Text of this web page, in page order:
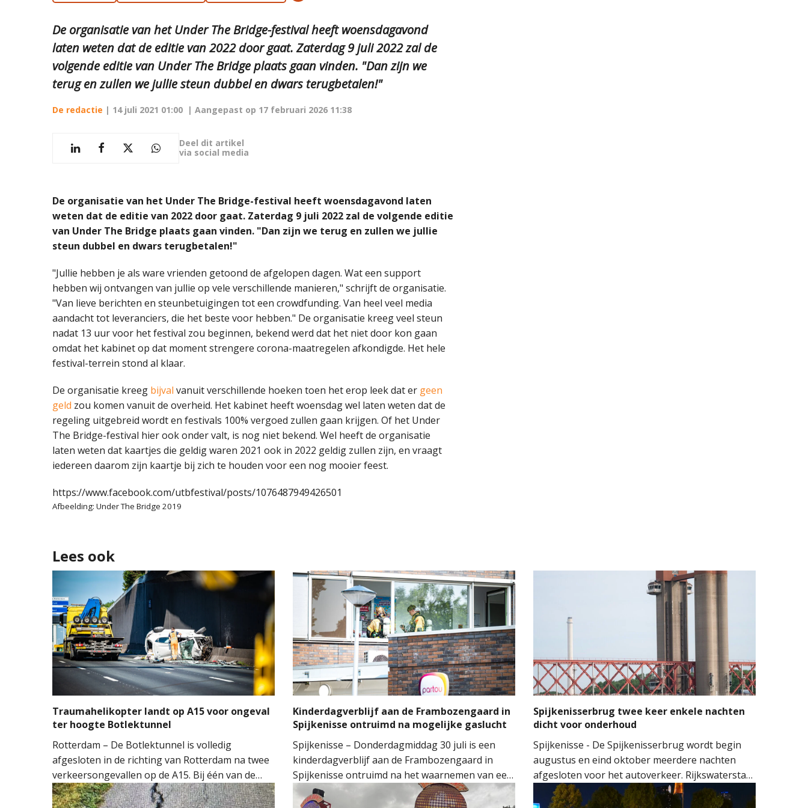
De organisatie van het Under The Bridge-festival heeft woensdagavond
laten weten dat de editie van 2022 door gaat. Zaterdag 9 juli 2022 zal de
volgende editie van Under The Bridge plaats gaan vinden. "Dan zijn we
terug en zullen we jullie steun dubbel en dwars terugbetalen!"
De redactie | 14 juli 2021 01:00 | Aangepast op 17 februari 2026 11:38
Deel dit artikel
via social media
De organisatie van het Under The Bridge-festival heeft woensdagavond laten
weten dat de editie van 2022 door gaat. Zaterdag 9 juli 2022 zal de volgende editie
van Under The Bridge plaats gaan vinden. "Dan zijn we terug en zullen we jullie
steun dubbel en dwars terugbetalen!"
"Jullie hebben je als ware vrienden getoond de afgelopen dagen. Wat een support
hebben wij ontvangen van jullie op vele verschillende manieren," schrijft de organisatie.
"Van lieve berichten en steunbetuigingen tot een crowdfunding. Van heel veel media
aandacht tot leveranciers, die het beste voor hebben." De organisatie kreeg veel steun
nadat 13 uur voor het festival zou beginnen, bekend werd dat het niet door kon gaan
omdat het kabinet op dat moment strengere corona-maatregelen afkondigde. Het hele
festival-terrein stond al klaar.
De organisatie kreeg bijval vanuit verschillende hoeken toen het erop leek dat er geen
geld zou komen vanuit de overheid. Het kabinet heeft woensdag wel laten weten dat de
regeling uitgebreid wordt en festivals 100% vergoed zullen gaan krijgen. Of het Under
The Bridge-festival hier ook onder valt, is nog niet bekend. Wel heeft de organisatie
laten weten dat kaartjes die geldig waren 2021 ook in 2022 geldig zullen zijn, en vraagt
iedereen daarom zijn kaartje bij zich te houden voor een nog mooier feest.
https://www.facebook.com/utbfestival/posts/1076487949426501
Afbeelding: Under The Bridge 2019
Lees ook
Traumahelikopter landt op A15 voor ongeval
ter hoogte Botlektunnel
Rotterdam – De Botlektunnel is volledig
afgesloten in de richting van Rotterdam na twee
verkeersongevallen op de A15. Bij één van de
ongevallen sloeg een auto over de kop.
Hulpdiensten kwamen massaal ter plaatse.
Kinderdagverblijf aan de Frambozengaard in
Spijkenisse ontruimd na mogelijke gaslucht
Spijkenisse – Donderdagmiddag 30 juli is een
kinderdagverblijf aan de Frambozengaard in
Spijkenisse ontruimd na het waarnemen van een
mogelijke gaslucht. De aanwezige kinderen en
begeleiders konden het gebouw na de melding
Spijkenisserbrug twee keer enkele nachten
dicht voor onderhoud
Spijkenisse - De Spijkenisserbrug wordt begin
augustus en eind oktober meerdere nachten
afgesloten voor het autoverkeer. Rijkswaterstaat
voert onderhoud uit aan de evenwichtskabels
van de brug. De werkzaamheden vinden plaats